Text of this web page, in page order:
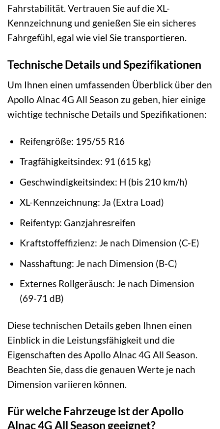
Fahrstabilität. Vertrauen Sie auf die XL-
Kennzeichnung und genießen Sie ein sicheres
Fahrgefühl, egal wie viel Sie transportieren.
Technische Details und Spezifikationen
Um Ihnen einen umfassenden Überblick über den
Apollo Alnac 4G All Season zu geben, hier einige
wichtige technische Details und Spezifikationen:
Reifengröße: 195/55 R16
Tragfähigkeitsindex: 91 (615 kg)
Geschwindigkeitsindex: H (bis 210 km/h)
XL-Kennzeichnung: Ja (Extra Load)
Reifentyp: Ganzjahresreifen
Kraftstoffeffizienz: Je nach Dimension (C-E)
Nasshaftung: Je nach Dimension (B-C)
Externes Rollgeräusch: Je nach Dimension
(69-71 dB)
Diese technischen Details geben Ihnen einen
Einblick in die Leistungsfähigkeit und die
Eigenschaften des Apollo Alnac 4G All Season.
Beachten Sie, dass die genauen Werte je nach
Dimension variieren können.
Für welche Fahrzeuge ist der Apollo
Alnac 4G All Season geeignet?